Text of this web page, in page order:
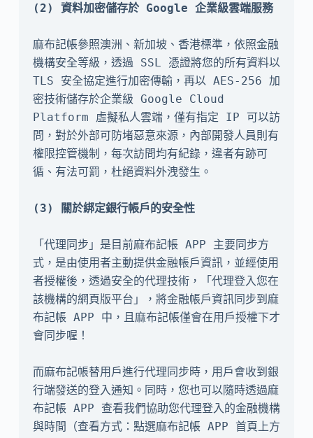
(2) 資料加密儲存於 Google 企業級雲端服務
麻布記帳參照澳洲、新加坡、香港標準，依照金融
機構安全等級，透過 SSL 憑證將您的所有資料以
TLS 安全協定進行加密傳輸，再以 AES-256 加
密技術儲存於企業級 Google Cloud
Platform 虛擬私人雲端，僅有指定 IP 可以訪
問，對於外部可防堵惡意來源，內部開發人員則有
權限控管機制，每次訪問均有紀錄，違者有跡可
循、有法可罰，杜絕資料外洩發生。
(3) 關於綁定銀行帳戶的安全性
「代理同步」是目前麻布記帳 APP 主要同步方
式，是由使用者主動提供金融帳戶資訊，並經使用
者授權後，透過安全的代理技術，「代理登入您在
該機構的網頁版平台」，將金融帳戶資訊同步到麻
布記帳 APP 中，且麻布記帳僅會在用戶授權下才
會同步喔！
而麻布記帳替用戶進行代理同步時，用戶會收到銀
行端發送的登入通知。同時，您也可以隨時透過麻
布記帳 APP 查看我們協助您代理登入的金融機構
與時間（查看方式：點選麻布記帳 APP 首頁上方